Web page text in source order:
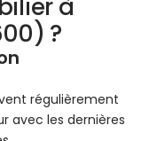
à
?
régulièrement
avec les dernières